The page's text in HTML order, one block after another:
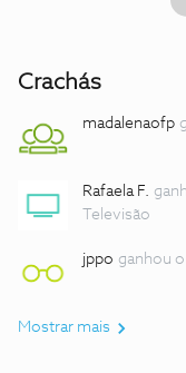
Crachás
madalenaofp
Rafaela F.
Televisão
jppo ganhou
Mostrar mais